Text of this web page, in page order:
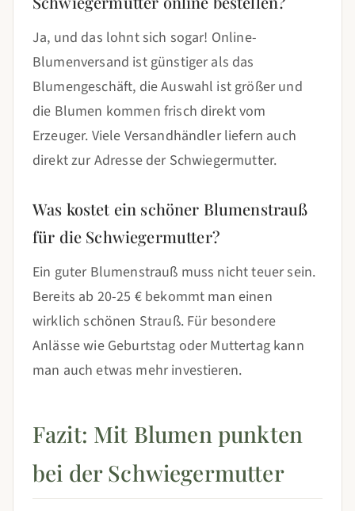
Ja, und das lohnt sich sogar! Online-
Blumenversand ist günstiger als das
Blumengeschäft, die Auswahl ist größer und
die Blumen kommen frisch direkt vom
Erzeuger. Viele Versandhändler liefern auch
direkt zur Adresse der Schwiegermutter.
Was kostet ein schöner Blumenstrauß
für die Schwiegermutter?
Ein guter Blumenstrauß muss nicht teuer sein.
Bereits ab 20-25 € bekommt man einen
wirklich schönen Strauß. Für besondere
Anlässe wie Geburtstag oder Muttertag kann
man auch etwas mehr investieren.
Fazit: Mit Blumen punkten
bei der Schwiegermutter